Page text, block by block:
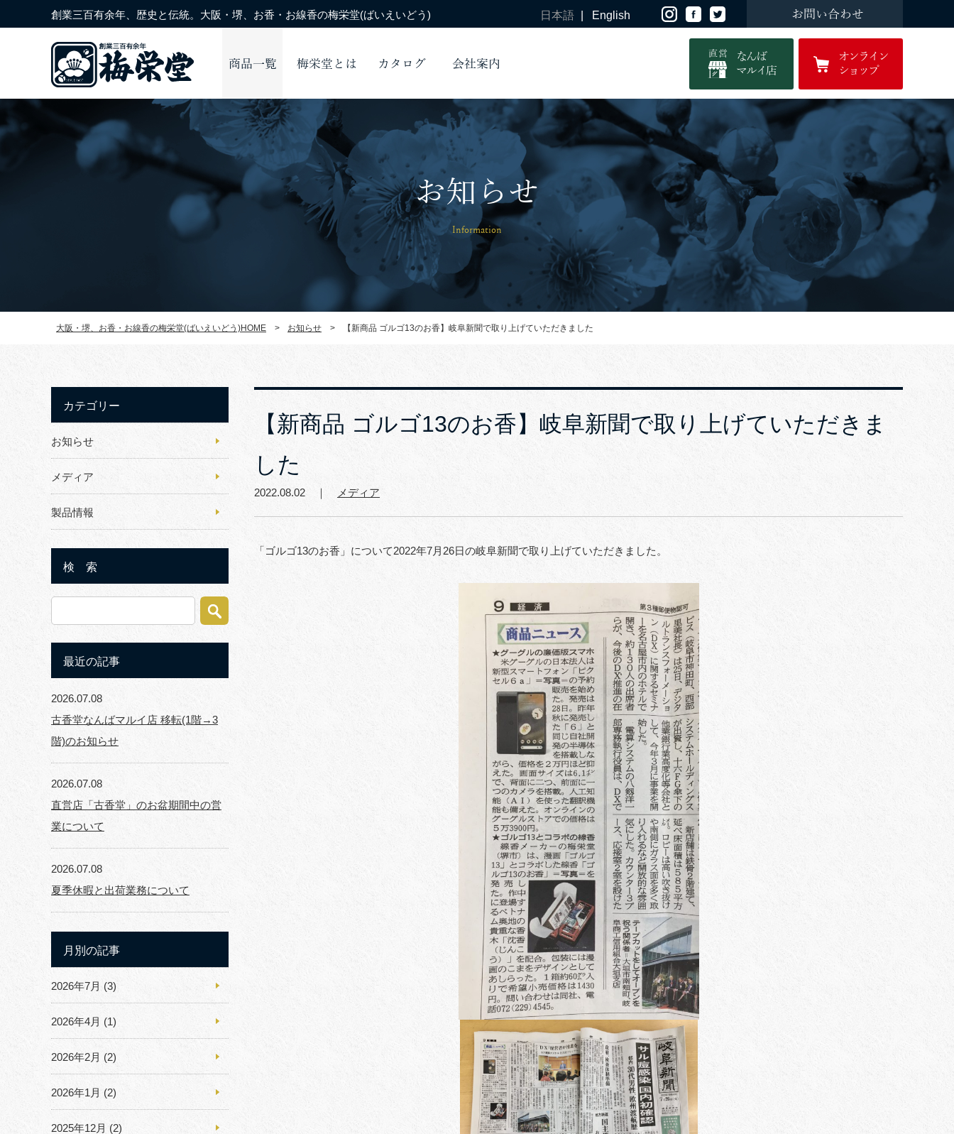
創業三百有余年、歴史と伝統。大阪・堺、お香・お線香の梅栄堂(ばいえいどう) 日本語 English お問い合わせ
商品一覧 梅栄堂とは カタログ 会社案内
オンライン
ショップ
直営
なんば
マルイ店
お知らせ
Information
大阪・堺、お香・お線香の梅栄堂(ばいえいどう)HOME > お知らせ > 【新商品 ゴルゴ13のお香】岐阜新聞で取り上げていただきました
【新商品 ゴルゴ13のお香】岐阜新聞で取り上げていただきま
した
2022.08.02 ｜ メディア
「ゴルゴ13のお香」について2022年7月26日の岐阜新聞で取り上げていただきました。
カテゴリー
お知らせ
メディア
製品情報
検 索
最近の記事
2026.07.08
古香堂なんばマルイ店 移転(1階→3
階)のお知らせ
2026.07.08
直営店「古香堂」のお盆期間中の営
業について
2026.07.08
夏季休暇と出荷業務について
月別の記事
2026年7月 (3)
2026年4月 (1)
2026年2月 (2)
2026年1月 (2)
2025年12月 (2)